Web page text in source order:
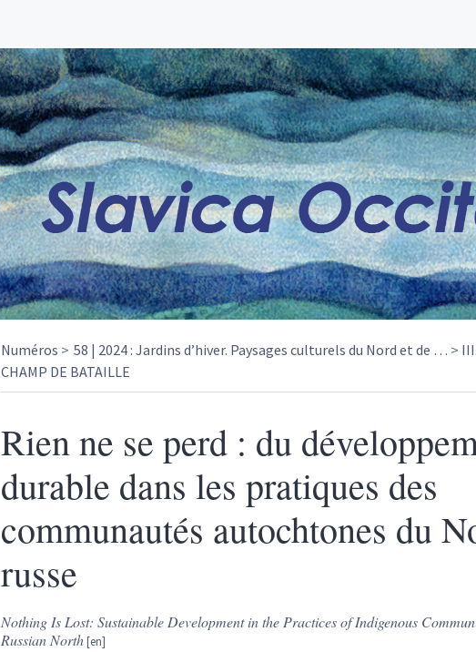
Numéros 58 | 2024 : Jardins d’hiver. Paysages culturels du Nord et de …
CHAMP DE BATAILLE
Rien ne se perd : du
durable dans les pratiques des
communautés autochtones du
russe
Nothing Is Lost: Sustainable Development in the Practices of Indigenous
Russian North